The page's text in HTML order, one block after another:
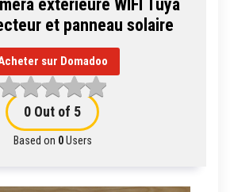
extérieure WIFI Tuya
et panneau solaire
sur Domadoo
0 Out of 5
Based on 0Users